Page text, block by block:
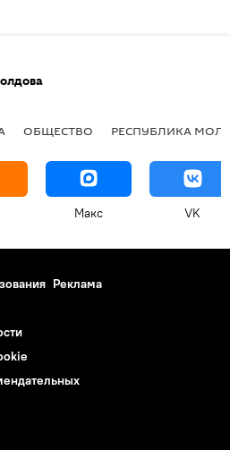
ОБЩЕСТВО РЕСПУБЛИКА
Макс VK
Реклама